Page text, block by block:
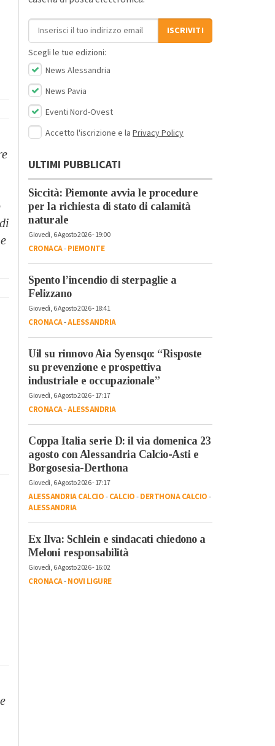
Indirizzo email
ISCRIVITI
Scegli le tue edizioni:
News Alessandria
News Pavia
Eventi Nord-Ovest
Accetto l'iscrizione e la Privacy Policy
ULTIMI PUBBLICATI
Siccità: Piemonte avvia le procedure
per la richiesta di stato di calamità
naturale
Giovedì, 6 Agosto 2026 - 19:00
CRONACA-PIEMONTE
Spento l’incendio di sterpaglie a
Felizzano
Giovedì, 6 Agosto 2026 - 18:41
CRONACA-ALESSANDRIA
Uil su rinnovo Aia Syensqo: “Risposte
su prevenzione e prospettiva
industriale e occupazionale”
Giovedì, 6 Agosto 2026 - 17:17
CRONACA-ALESSANDRIA
Coppa Italia serie D: il via domenica 23
agosto con Alessandria Calcio-Asti e
Borgosesia-Derthona
Giovedì, 6 Agosto 2026 - 17:17
ALESSANDRIA CALCIO-CALCIO-DERTHONA CALCIO-
ALESSANDRIA
Ex Ilva: Schlein e sindacati chiedono a
Meloni responsabilità
Giovedì, 6 Agosto 2026 - 16:02
CRONACA-NOVI LIGURE